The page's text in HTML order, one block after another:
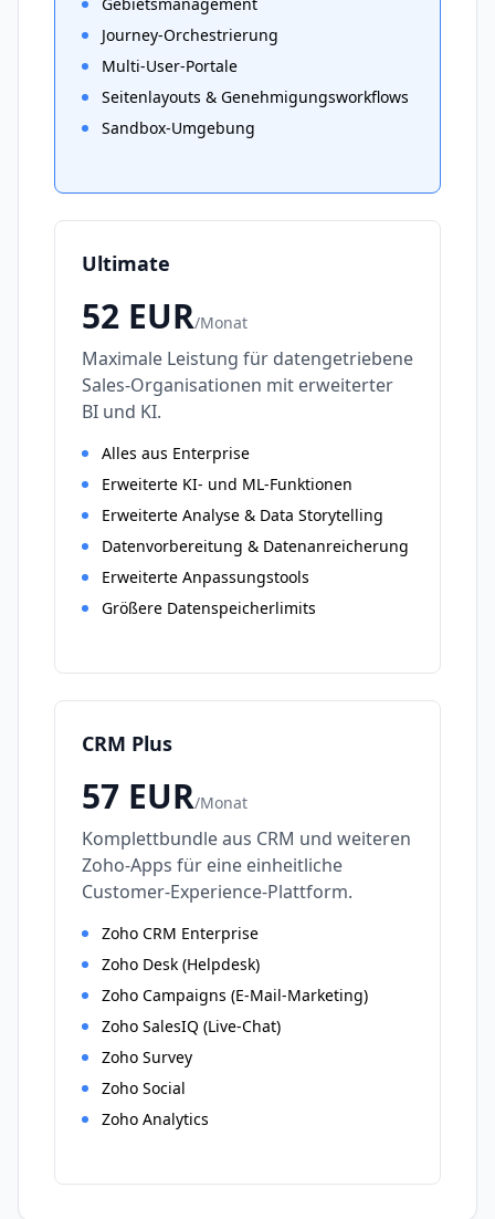
Journey-Orchestrierung
Multi-User-Portale
Seitenlayouts & Genehmigungsworkflows
Sandbox-Umgebung
Ultimate
52 EUR/Monat
Maximale Leistung für datengetriebene
Sales-Organisationen mit erweiterter
BI und KI.
Alles aus Enterprise
Erweiterte KI- und ML-Funktionen
Erweiterte Analyse & Data Storytelling
Datenvorbereitung & Datenanreicherung
Erweiterte Anpassungstools
Größere Datenspeicherlimits
CRM Plus
57 EUR/Monat
Komplettbundle aus CRM und weiteren
Zoho-Apps für eine einheitliche
Customer-Experience-Plattform.
Zoho CRM Enterprise
Zoho Desk (Helpdesk)
Zoho Campaigns (E-Mail-Marketing)
Zoho SalesIQ (Live-Chat)
Zoho Survey
Zoho Social
Zoho Analytics